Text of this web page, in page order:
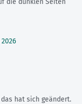
2026
hat sich geändert.